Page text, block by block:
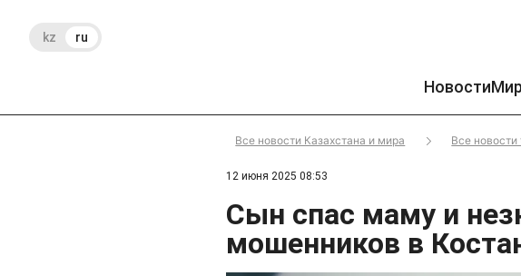
kz ru
НовостиМир
Все новости Казахстана и мира Все
12 июня 2025 08:53
Сын спас маму и
мошенников в